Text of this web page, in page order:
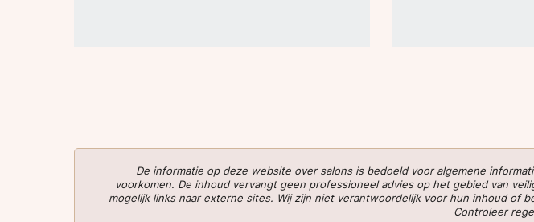
De informatie op deze website over salons is bedoeld voor algemene
voorkomen. De inhoud vervangt geen professioneel advies op het gebied van
mogelijk links naar externe sites. Wij zijn niet verantwoordelijk voor hun inhoud of
Controleer